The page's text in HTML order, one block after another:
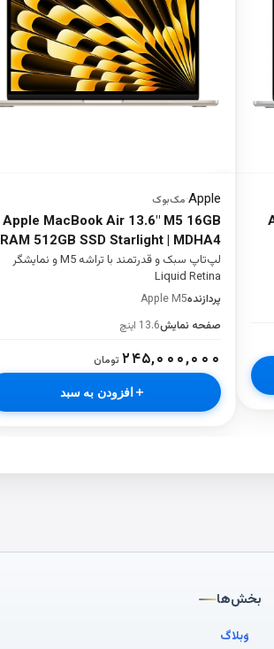
Apple
·مک‌بوک
Apple MacBook Air 13.6" M5 16GB
RAM 512GB SSD Starlight | MDHA4
لپ‌تاپ سبک و قدرتمند با تراشه M5 و نمایشگر
Liquid Retina
پردازندهApple M5
صفحه نمایش13.6 اینچ
۲۴۵,۰۰۰,۰۰۰ تومان
افزودن به سبد
بخش‌ها
وبلاگ